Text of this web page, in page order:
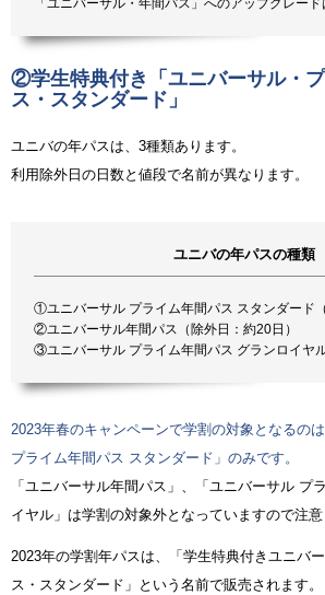
「ユニバーサル・年間パス」へのアップグレード
②学生特典付き「ユニバーサル・
ス・スタンダード」
ユニバの年パスは、3種類あります。
利用除外日の日数と値段で名前が異なります。
ユニバの年パスの種類
①ユニバーサル プライム年間パス スタンダード
②ユニバーサル年間パス（除外日：約20日）
③ユニバーサル プライム年間パス グランロイヤ
2023年春のキャンペーンで学割の対象となるの
プライム年間パス スタンダード」のみです。
「ユニバーサル年間パス」、「ユニバーサル プ
イヤル」は学割の対象外となっていますので注意
2023年の学割年パスは、「学生特典付きユニバ
ス・スタンダード」という名前で販売されます。